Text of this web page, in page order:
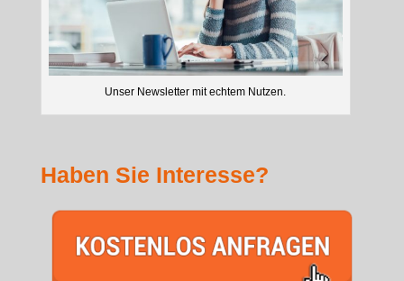
Unser Newsletter mit echtem Nutzen.
Haben Sie Interesse?